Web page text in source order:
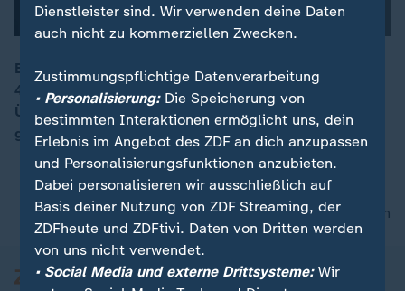
00:15
Bei einem Blitzraub wurden innerhalb weniger Minuten
4.000 Smartphones gestohlen. Die
Überwachungskameras zeichneten die anscheinend
geübten Männer auf, von denen nun jede Spur fehlt.
nach oben
Dienstleister sind. Wir verwenden deine Daten
auch nicht zu kommerziellen Zwecken.
Zustimmungspflichtige Datenverarbeitung
• Personalisierung:Die Speicherung von
bestimmten Interaktionen ermöglicht uns, dein
Erlebnis im Angebot des ZDF an dich anzupassen
und Personalisierungsfunktionen anzubieten.
Dabei personalisieren wir ausschließlich auf
Basis deiner Nutzung von ZDF Streaming, der
ZDFheute und ZDFtivi. Daten von Dritten werden
von uns nicht verwendet.
• Social Media und externe Drittsysteme:Wir